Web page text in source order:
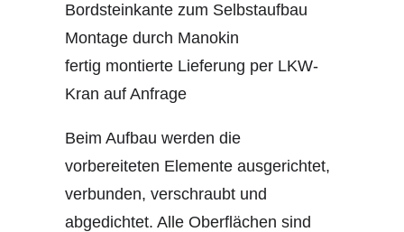
Bordsteinkante zum Selbstaufbau
Montage durch Manokin
fertig montierte Lieferung per LKW-
Kran auf Anfrage
Beim Aufbau werden die
vorbereiteten Elemente ausgerichtet,
verbunden, verschraubt und
abgedichtet. Alle Oberflächen sind